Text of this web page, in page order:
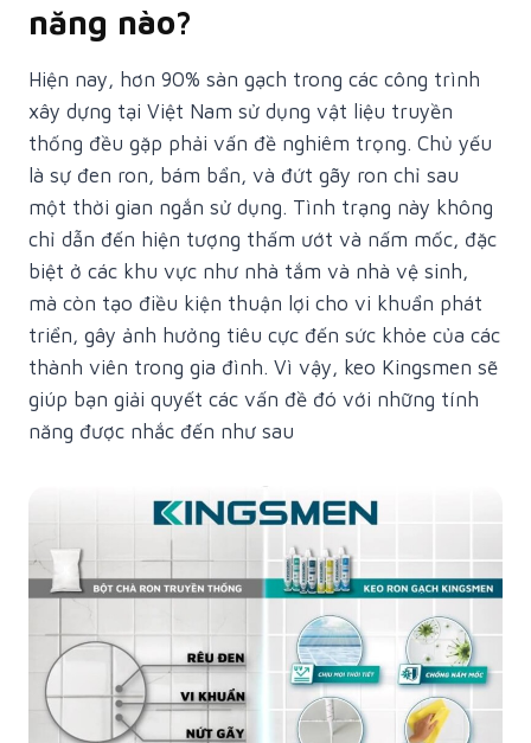
năng nào?
Hiện nay, hơn 90% sàn gạch trong các công trình
xây dựng tại Việt Nam sử dụng vật liệu truyền
thống đều gặp phải vấn đề nghiêm trọng. Chủ yếu
là sự đen ron, bám bẩn, và đứt gãy ron chỉ sau
một thời gian ngắn sử dụng. Tình trạng này không
chỉ dẫn đến hiện tượng thấm ướt và nấm mốc, đặc
biệt ở các khu vực như nhà tắm và nhà vệ sinh,
mà còn tạo điều kiện thuận lợi cho vi khuẩn phát
triển, gây ảnh hưởng tiêu cực đến sức khỏe của các
thành viên trong gia đình. Vì vậy, keo Kingsmen sẽ
giúp bạn giải quyết các vấn đề đó với những tính
năng được nhắc đến như sau